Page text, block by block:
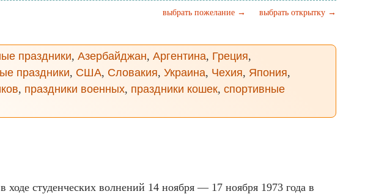
выбрать открытку →
выбрать пожелание →
праздники, Азербайджан, Аргентина, Греция,
праздники, США, Словакия, Украина, Чехия, Япония,
, праздники военных, праздники кошек, спортивные
студенческих волнений 14 ноября — 17 ноября 1973 года в